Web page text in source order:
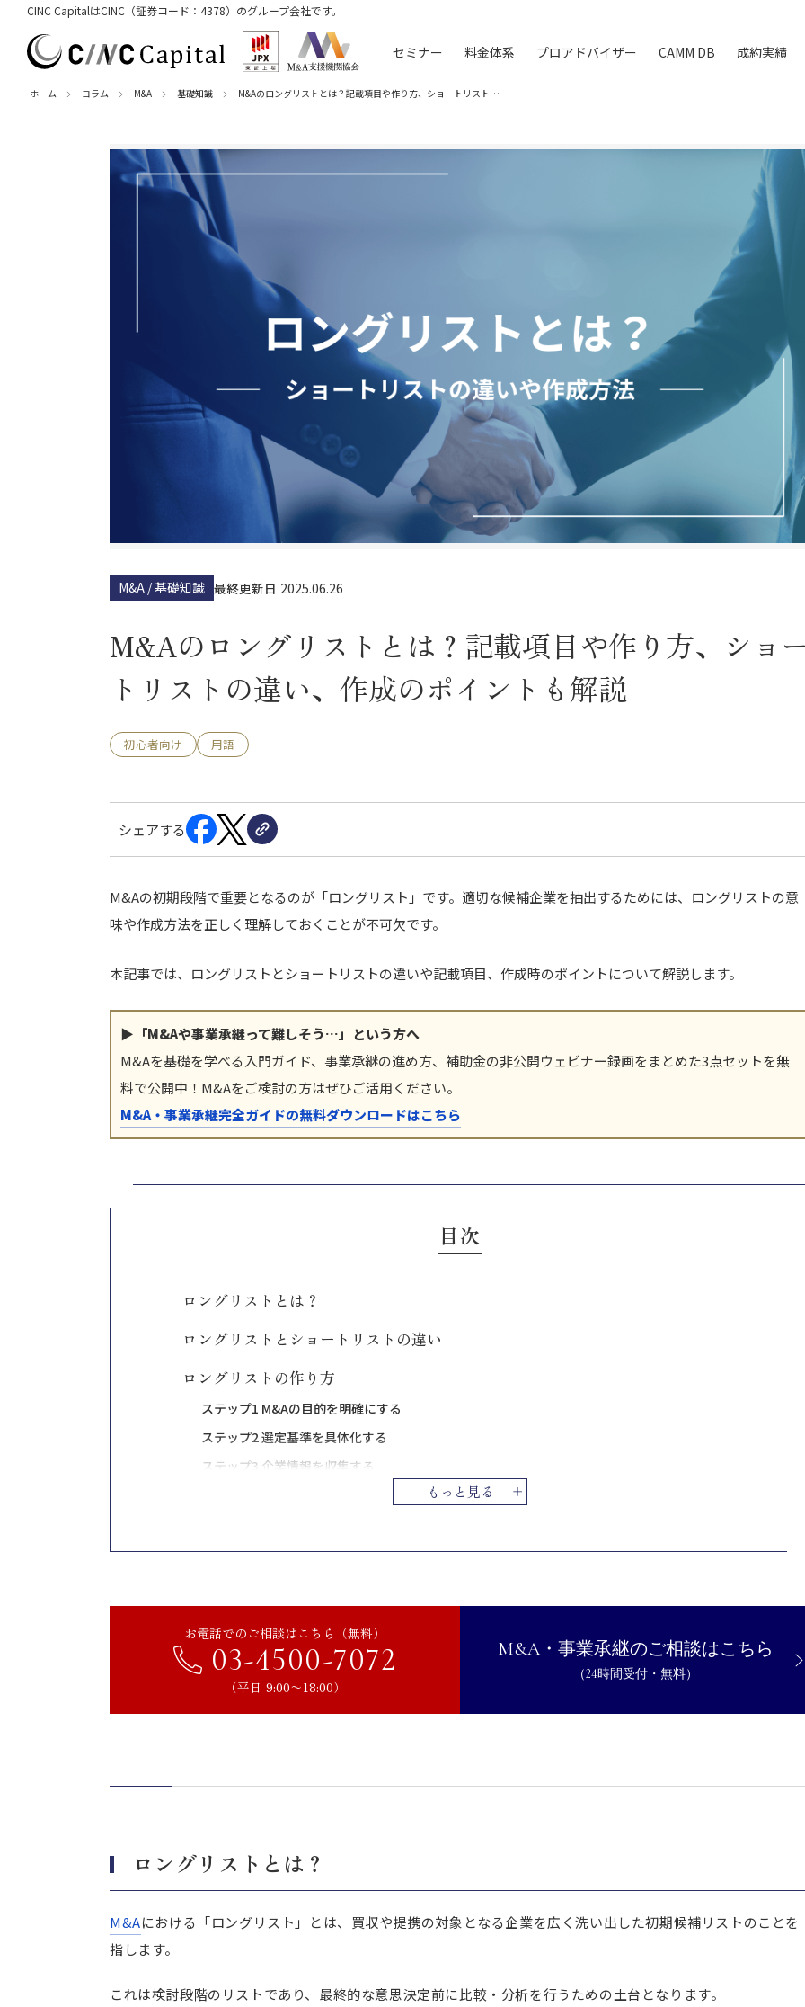
CINC CapitalはCINC（証券コード：4378）のグループ会社です。
セミナー 料金体系 プロアドバイザー CAMM DB 成約実績
ホーム コラム M&A 基礎知識 M&Aのロングリストとは？記載項目や作り方、ショートリストの違…
M&A / 基礎知識 最終更新日 2025.06.26
M&Aのロングリストとは？記載項目や作り方、ショ
トリストの違い、作成のポイントも解説
初心者向け 用語
シェアする
M&Aの初期段階で重要となるのが「ロングリスト」です。適切な候補企業を抽出するためには、ロングリストの意
味や作成方法を正しく理解しておくことが不可欠です。
本記事では、ロングリストとショートリストの違いや記載項目、作成時のポイントについて解説します。
▶「M&Aや事業承継って難しそう…」という方へ
M&Aを基礎を学べる入門ガイド、事業承継の進め方、補助金の非公開ウェビナー録画をまとめた3点セットを無
料で公開中！M&Aをご検討の方はぜひご活用ください。
M&A・事業承継完全ガイドの無料ダウンロードはこちら
目次
もっと見る
ロングリストとは？
ロングリストとショートリストの違い
ロングリストの作り方
ステップ1 M&Aの目的を明確にする
ステップ2 選定基準を具体化する
ステップ3 企業情報を収集する
M&Aのロングリストに記載すべき項目
買い手が意識すべきポイント
売り手が意識すべきポイント
M&Aのロングリストを取り扱うときの注意点
お電話でのご相談はこちら（無料）
03-4500-7072
（平日 9:00〜18:00）
M&A・事業承継のご相談はこちら
（24時間受付・無料）
ロングリストとは？
M&Aにおける「ロングリスト」とは、買収や提携の対象となる企業を広く洗い出した初期候補リストのことを
指します。
これは検討段階のリストであり、最終的な意思決定前に比較・分析を行うための土台となります。